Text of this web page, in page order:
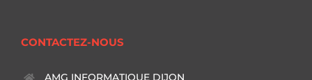
CONTACTEZ-NOUS
AMG INFORMATIQUE DIJON